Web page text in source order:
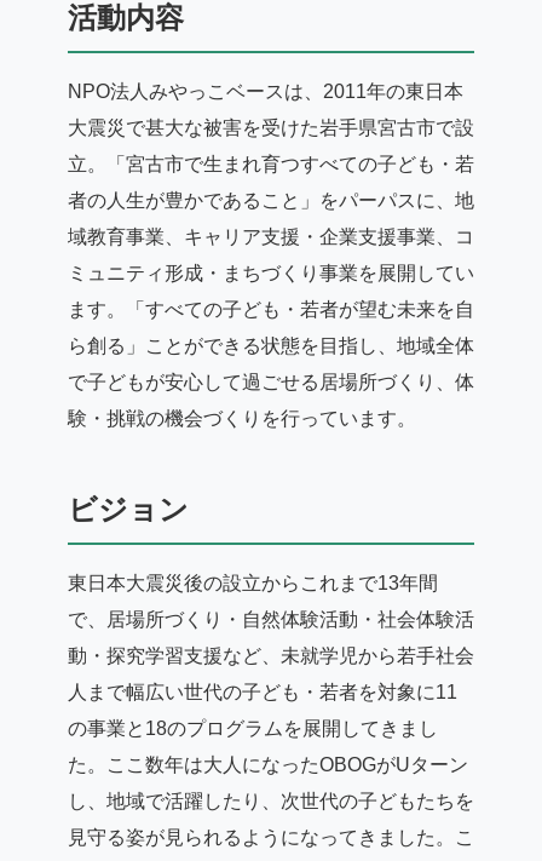
活動内容
NPO法人みやっこベースは、2011年の東日本
大震災で甚大な被害を受けた岩手県宮古市で設
立。「宮古市で生まれ育つすべての子ども・若
者の人生が豊かであること」をパーパスに、地
域教育事業、キャリア支援・企業支援事業、コ
ミュニティ形成・まちづくり事業を展開してい
ます。「すべての子ども・若者が望む未来を自
ら創る」ことができる状態を目指し、地域全体
で子どもが安心して過ごせる居場所づくり、体
験・挑戦の機会づくりを行っています。
ビジョン
東日本大震災後の設立からこれまで13年間
で、居場所づくり・自然体験活動・社会体験活
動・探究学習支援など、未就学児から若手社会
人まで幅広い世代の子ども・若者を対象に11
の事業と18のプログラムを展開してきまし
た。ここ数年は大人になったOBOGがUターン
し、地域で活躍したり、次世代の子どもたちを
見守る姿が見られるようになってきました。こ